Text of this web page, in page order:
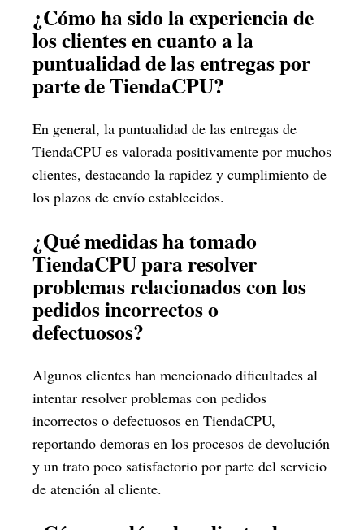
¿Cómo ha sido la experiencia de
los clientes en cuanto a la
puntualidad de las entregas por
parte de TiendaCPU?
En general, la puntualidad de las entregas de
TiendaCPU es valorada positivamente por muchos
clientes, destacando la rapidez y cumplimiento de
los plazos de envío establecidos.
¿Qué medidas ha tomado
TiendaCPU para resolver
problemas relacionados con los
pedidos incorrectos o
defectuosos?
Algunos clientes han mencionado dificultades al
intentar resolver problemas con pedidos
incorrectos o defectuosos en TiendaCPU,
reportando demoras en los procesos de devolución
y un trato poco satisfactorio por parte del servicio
de atención al cliente.